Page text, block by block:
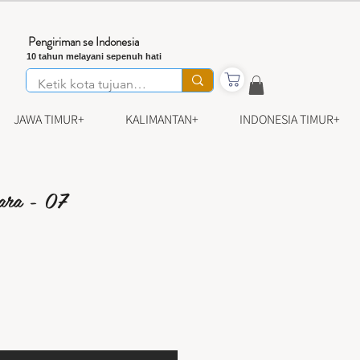
10 tahun melayani sepenuh hati
Pengiriman se Indonesia
JAWA TIMUR+ KALIMANTAN+ INDONESIA TIMUR+
- 07